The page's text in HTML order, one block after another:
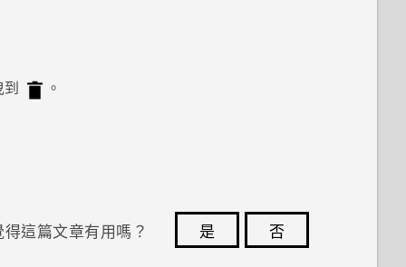
。
得這篇文章有用嗎？ 是
否